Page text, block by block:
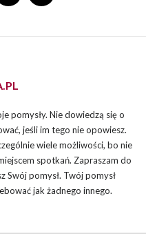
pomysły. Nie dowiedzą się o
jeśli im tego nie opowiesz.
wiele możliwości, bo nie
spotkań. Zapraszam do
Swój pomysł. Twój pomysł
jak żadnego innego.